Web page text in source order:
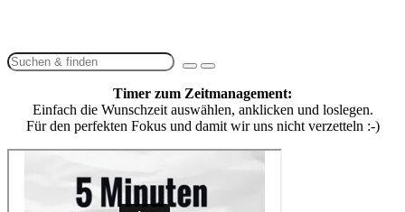
Timer zum Zeitmanagement:
Einfach die Wunschzeit auswählen, anklicken und loslegen.
Für den perfekten Fokus und damit wir uns nicht verzetteln :-)